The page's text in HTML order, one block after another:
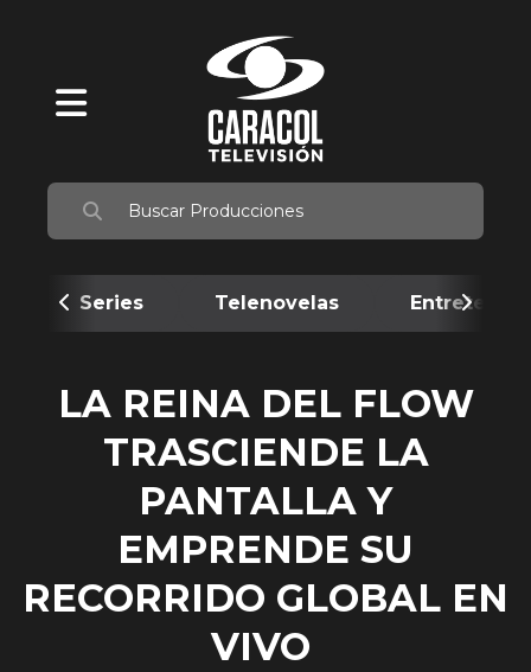
Series Telenovelas
LA REINA DEL FLOW
TRASCIENDE LA
PANTALLA Y
EMPRENDE SU
RECORRIDO GLOBAL EN
VIVO